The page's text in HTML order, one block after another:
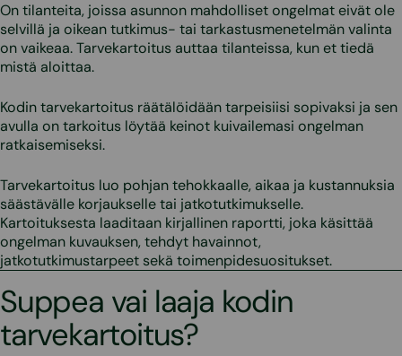
On tilanteita, joissa asunnon mahdolliset ongelmat eivät ole
selvillä ja oikean tutkimus- tai tarkastusmenetelmän valinta
on vaikeaa. Tarvekartoitus auttaa tilanteissa, kun et tiedä
mistä aloittaa.
Kodin tarvekartoitus räätälöidään tarpeisiisi sopivaksi ja sen
avulla on tarkoitus löytää keinot kuivailemasi ongelman
ratkaisemiseksi.
Tarvekartoitus luo pohjan tehokkaalle, aikaa ja kustannuksia
säästävälle korjaukselle tai jatkotutkimukselle.
Kartoituksesta laa­ditaan kirjallinen raportti, joka käsittää
ongelman kuvauksen, tehdyt havainnot,
jatkotutkimustarpeet sekä toimenpidesuositukset.
Suppea vai laaja kodin
tarvekartoitus?